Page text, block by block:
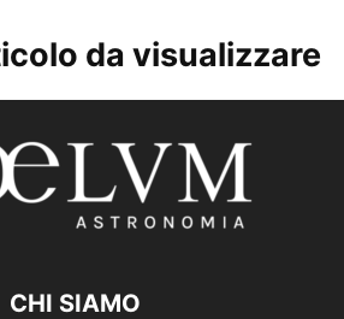
da visualizzare
CHI SIAMO